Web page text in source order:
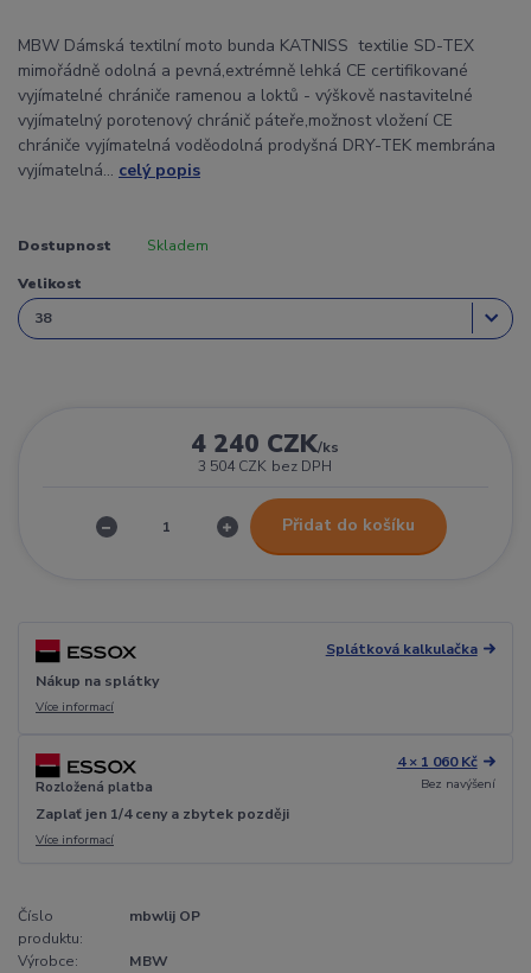
MBW Dámská textilní moto bunda KATNISS textilie SD-TEX
mimořádně odolná a pevná,extrémně lehká CE certifikované
vyjímatelné chrániče ramenou a loktů - výškově nastavitelné
vyjímatelný porotenový chránič páteře,možnost vložení CE
chrániče vyjímatelná voděodolná prodyšná DRY-TEK membrána
vyjímatelná... celý popis
Dostupnost Skladem
Velikost
4 240 CZK/ks
3 504 CZK bez DPH
Přidat do košíku
Splátková kalkulačka
Nákup na splátky
Více informací
Rozložená platba
4 × 1 060 Kč
Bez navýšení
Zaplať jen 1/4 ceny a zbytek později
Více informací
Číslo
produktu:
mbwlij OP
Výrobce:
MBW